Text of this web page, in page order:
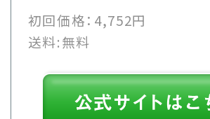
初回価格： 4,752円
送料:無料